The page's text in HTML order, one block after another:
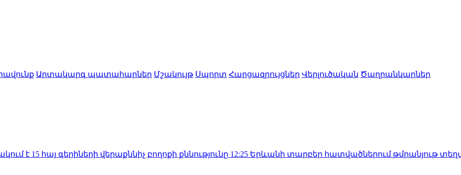
Արտակարգ պատահարներ Մշակույթ Սպորտ Հարցազրույցներ Վերլուծական Ծաղրանկարներ
գերիների վերաքննիչ բողոքի քննությունը12:25Երևանի տարբեր հատվածներում թմրանյութ տեղադրողը